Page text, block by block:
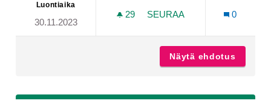
Luontiaika
30.11.2023
29 29 SEURAAJAA
SEURAA
0
Näytä ehdotus